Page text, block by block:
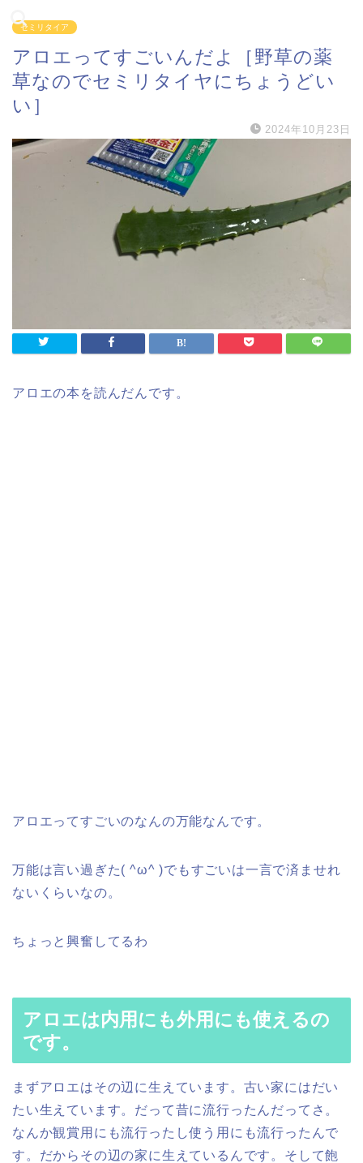
セミリタイア
アロエってすごいんだよ［野草の薬
草なのでセミリタイヤにちょうどい
い］
2024年10月23日
アロエの本を読んだんです。
アロエってすごいのなんの万能なんです。
万能は言い過ぎた( ^ω^ )でもすごいは一言で済ませれ
ないくらいなの。
ちょっと興奮してるわ
アロエは内用にも外用にも使えるの
です。
まずアロエはその辺に生えています。古い家にはだい
たい生えています。だって昔に流行ったんだってさ。
なんか観賞用にも流行ったし使う用にも流行ったんで
す。だからその辺の家に生えているんです。そして飽